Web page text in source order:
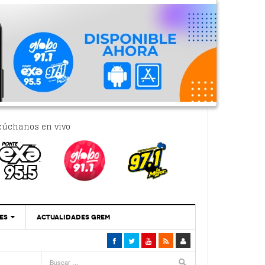
en vivo
‘Se Vale Soñar Con Una Contraloría Ciudadana’
ACTUALIDADES GREM